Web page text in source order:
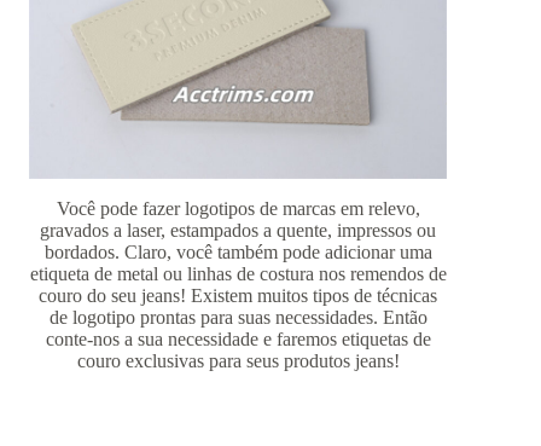
Você pode fazer logotipos de marcas em relevo,
gravados a laser, estampados a quente, impressos ou
bordados. Claro, você também pode adicionar uma
etiqueta de metal ou linhas de costura nos remendos de
couro do seu jeans! Existem muitos tipos de técnicas
de logotipo prontas para suas necessidades. Então
conte-nos a sua necessidade e faremos etiquetas de
couro exclusivas para seus produtos jeans!